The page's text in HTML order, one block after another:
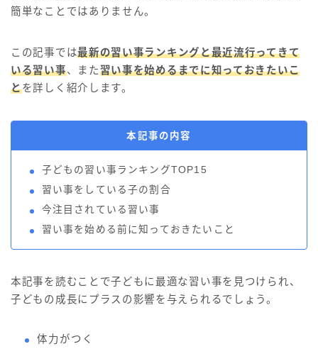
簡単なことではありません。
この記事では最新の習い事ランキングと最近流行ってきて
いる習い事、また習い事を始めるまでに知っておきたいこ
とを詳しく紹介します。
本記事の内容
子どもの習い事ランキングTOP15
習い事をしている子の割合
今注目されている習い事
習い事を始める前に知っておきたいこと
本記事を読むことで子どもに最適な習い事を見つけられ、
子どもの成長にプラスの影響を与えられるでしょう。
体力がつく